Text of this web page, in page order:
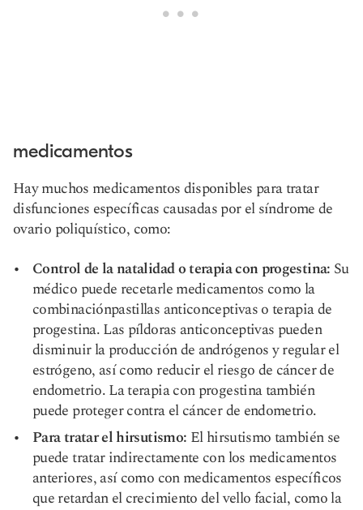
medicamentos
Hay muchos medicamentos disponibles para tratar
disfunciones específicas causadas por el síndrome de
ovario poliquístico, como:
Control de la natalidad o terapia con progestina: Su
médico puede recetarle medicamentos como la
combinaciónpastillas anticonceptivaso terapia de
progestina. Las píldoras anticonceptivas pueden
disminuir la producción de andrógenos y regular el
estrógeno, así como reducir el riesgo de cáncer de
endometrio. La terapia con progestina también
puede proteger contra el cáncer de endometrio.
Para tratar el hirsutismo: El hirsutismo también se
puede tratar indirectamente con los medicamentos
anteriores, así como con medicamentos específicos
que retardan el crecimiento del vello facial, como la